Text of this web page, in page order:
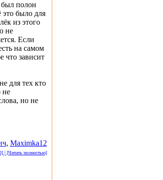
полон
было для
из этого
не
Если
на самом
что зависит
для тех кто
не
но не
, Maximka12
| [Читать полностью]